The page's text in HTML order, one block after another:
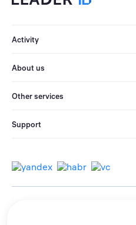
Activity
About us
Other services
Support